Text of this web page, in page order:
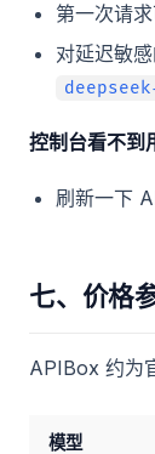
第一次请
对延迟敏
控制台看不到
刷新一下
七、价格
APIBox 约为
模型